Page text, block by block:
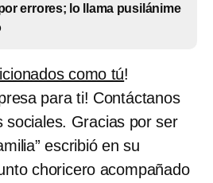
errores; lo llama pusilánime
como tú!
para ti! Contáctanos
sociales. Gracias por ser
escribió en su
choricero acompañado